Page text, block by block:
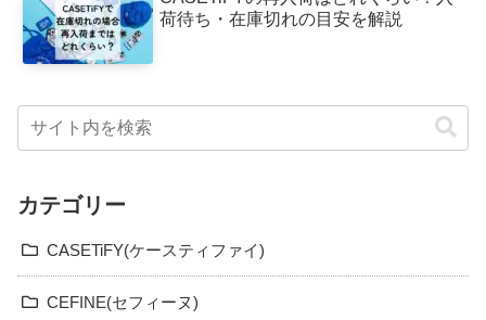
荷待ち・在庫切れの目安を解説
カテゴリー
CASETiFY(ケースティファイ)
CEFINE(セフィーヌ)